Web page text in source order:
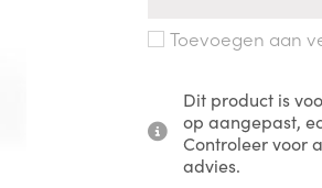
Toevoegen aan
Dit product is
op aangepast,
Controleer voor
advies.